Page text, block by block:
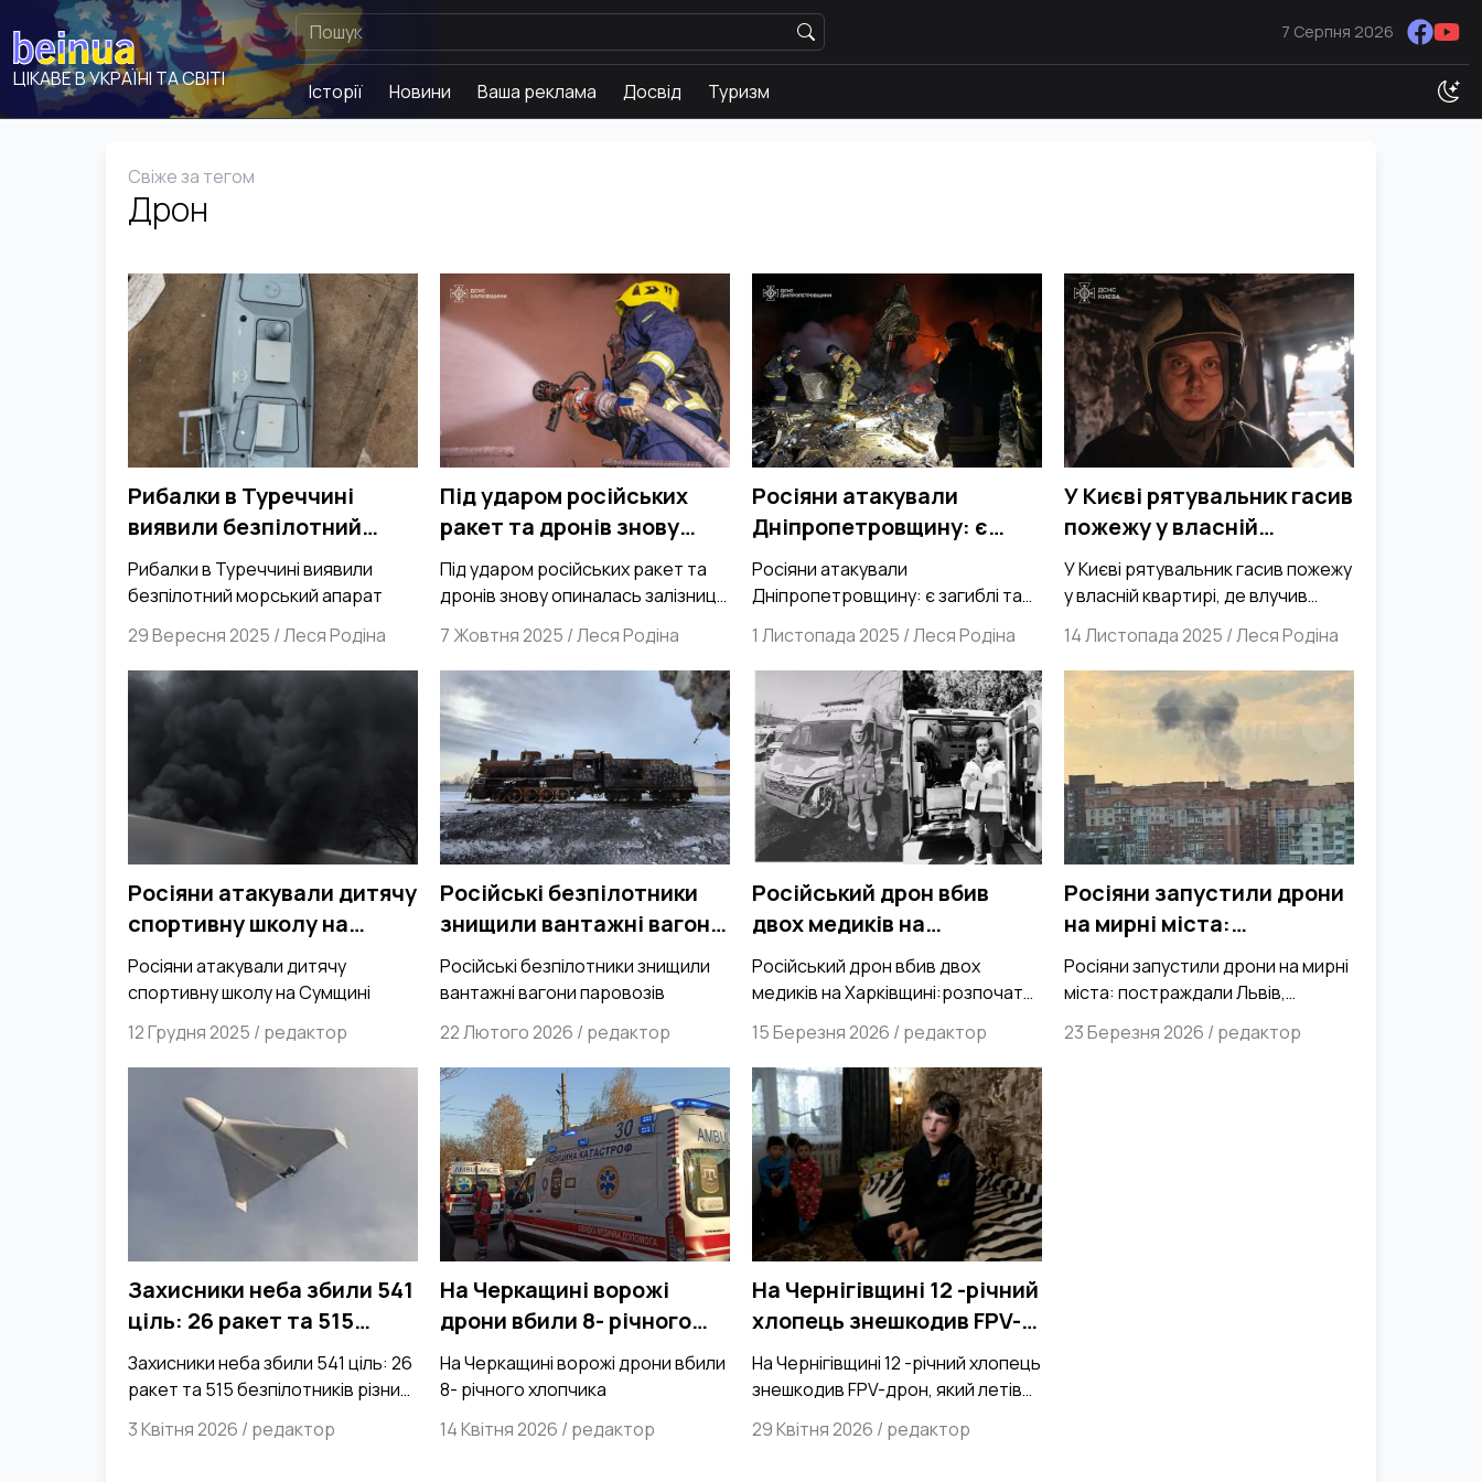
ЦІКАВЕ В УКРАЇНІ ТА СВІТІ
7 Серпня 2026
Історії Новини Ваша реклама Досвід Туризм
Ваша реклама
Досвід
Туризм
Свіже за тегом
Дрон
Рибалки в Туреччині
виявили безпілотний
морський апарат
Рибалки в Туреччині виявили
безпілотний морський апарат
29 Вересня 2025 /Леся Родіна
Під ударом російських
ракет та дронів знову
опиналась залізниця та
підприємства
Під ударом російських ракет та
дронів знову опиналась залізниця
атакувала Україну двома
балістичними ракетами і 152
дронами
7 Жовтня 2025 /Леся Родіна
Росіяни атакували
Дніпропетровщину: є
загиблі та травмовані
Росіяни атакували
Дніпропетровщину: є загиблі та
1 Листопада 2025 /Леся Родіна
У Києві рятувальник гасив
пожежу у власній
квартирі, де влучив
безпілотник
У Києві рятувальник гасив пожежу
у власній квартирі, де влучив
14 Листопада 2025 /Леся Родіна
Росіяни атакували дитячу
спортивну школу на
Сумщині
Росіяни атакували дитячу
спортивну школу на Сумщині
12 Грудня 2025 / редактор
Російські безпілотники
знищили вантажні вагони
паровозів
Російські безпілотники знищили
вантажні вагони паровозів
22 Лютого 2026 / редактор
Російський дрон вбив
двох медиків на
Харківщині:розпочато
кримінальне
Російський дрон вбив двох
медиків на Харківщині:розпочато
15 Березня 2026 / редактор
Росіяни запустили дрони
на мирні міста:
постраждали Львів,
Тернопіль та Вінниця
Росіяни запустили дрони на мирні
міста: постраждали Львів,
23 Березня 2026 / редактор
Захисники неба збили 541
ціль: 26 ракет та 515
безпілотників різних
типів
Захисники неба збили 541 ціль: 26
ракет та 515 безпілотників різних
3 Квітня 2026 / редактор
На Черкащині ворожі
дрони вбили 8- річного
хлопчика
На Черкащині ворожі дрони вбили
8- річного хлопчика
14 Квітня 2026 / редактор
На Чернігівщині 12 -річний
хлопець знешкодив FPV-
дрон, який летів на його
братів та сестер
На Чернігівщині 12 -річний хлопець
знешкодив FPV-дрон, який летів
29 Квітня 2026 / редактор